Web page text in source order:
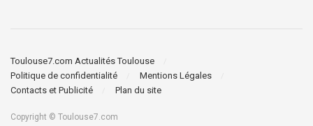
Toulouse7.com Actualités Toulouse
Politique de confidentialité
Mentions Légales
Contacts et Publicité
Plan du site
Copyright © Toulouse7.com